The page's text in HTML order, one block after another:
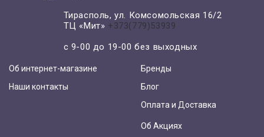
Тирасполь, ул. Комсомольская 16/2
ТЦ «Мит» +373(779)53939
с 9-00 до 19-00 без выходных
Об интернет-магазине
Наши контакты
Бренды
Блог
Оплата и Доставка
Об Акциях